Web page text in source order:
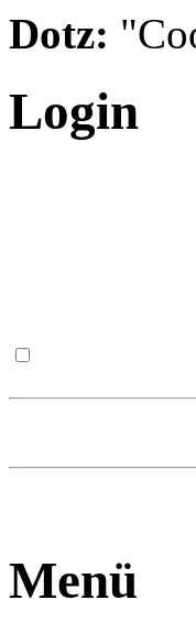
Dotz:
Login
Menü